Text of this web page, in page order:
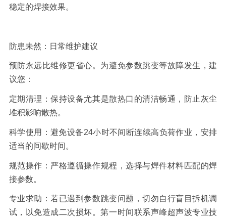
稳定的焊接效果。
防患未然：日常维护建议
预防永远比维修更省心。为避免参数跳变等故障发生，建
议您：
定期清理：保持设备尤其是散热口的清洁畅通，防止灰尘
堆积影响散热。
科学使用：避免设备24小时不间断连续高负荷作业，安排
适当的间歇时间。
规范操作： 严格遵循操作规程，选择与焊件材料匹配的焊
接参数。
专业求助： 若已遇到参数跳变问题，切勿自行盲目拆机调
试，以免造成二次损坏。第一时间联系声峰超声波专业技